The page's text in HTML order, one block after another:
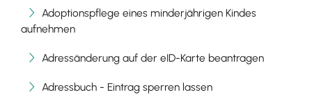
Adoptionspflege eines minderjährigen Kindes
aufnehmen
Adressänderung auf der eID-Karte beantragen
Adressbuch - Eintrag sperren lassen